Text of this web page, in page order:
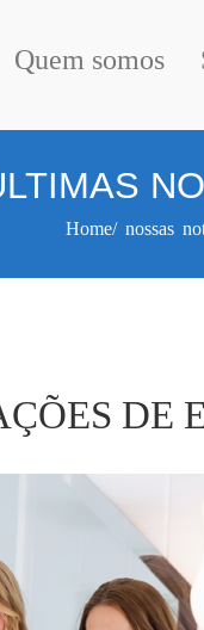
Quem somos
Home/ nossas
DE